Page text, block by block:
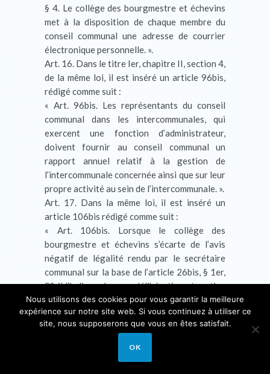
§ 4. Le collège des bourgmestre et échevins
met à la disposition de chaque membre du
conseil communal une adresse de courrier
électronique personnelle. ».
Art. 16. Dans le titre Ier, chapitre II, section 4,
de la même loi, il est inséré un article 96bis,
rédigé comme suit :
« Art. 96bis. Les représentants du conseil
communal dans les intercommunales, qui
exercent une fonction d’administrateur,
doivent fournir au conseil communal un
rapport annuel relatif à la gestion de
l’intercommunale concernée ainsi que sur leur
propre activité au sein de l’intercommunale. ».
Art. 17. Dans la même loi, il est inséré un
article 106bis rédigé comme suit :
« Art. 106bis. Lorsque le collège des
bourgmestre et échevins s’écarte de l’avis
négatif de légalité rendu par le secrétaire
communal sur la base de l’article 26bis, § 1er,
9°, il l’indique dans sa délibération et motive
celle-ci en conséquence. ».
Art. 18. L’article 109 de la même loi est
complété par un alinéa rédigé comme suit :
Nous utilisons des cookies pour vous garantir la meilleure
expérience sur notre site web. Si vous continuez à utiliser ce
site, nous supposerons que vous en êtes satisfait.
OK